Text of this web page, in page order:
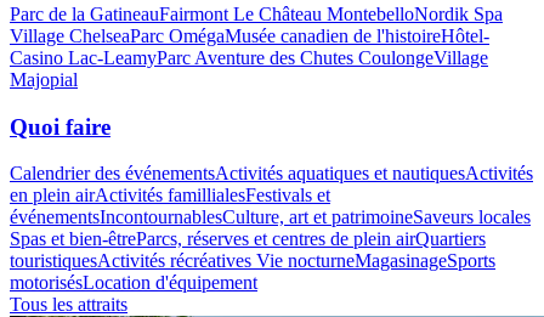
Parc de la GatineauFairmont Le Château MontebelloNordik Spa
Village ChelseaParc OmégaMusée canadien de l'histoireHôtel-
Casino Lac-LeamyParc Aventure des Chutes CoulongeVillage
Majopial
Quoi faire
Calendrier des événementsActivités aquatiques et nautiquesActivités
en plein airActivités famillialesFestivals et
événementsIncontournablesCulture, art et patrimoineSaveurs locales
Spas et bien-êtreParcs, réserves et centres de plein airQuartiers
touristiquesActivités récréatives Vie nocturneMagasinageSports
motorisésLocation d'équipement
Tous les attraits